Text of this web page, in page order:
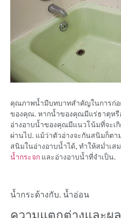
คุณภาพน้ำมีบทบาทสำคัญในการก่
ของคุณ. หากน้ำของคุณมีแร่ธาตุหรื
อ่างอาบน้ำของคุณมีแนวโน้มที่จะเ
ผ่านไป. แม้ว่าตัวอ่างจะกันสนิมก็ตา
สนิมในอ่างอาบน้ำได้, ทำให้สม่ำเส
น้ำกระจก และอ่างอาบน้ำที่จำเป็น.
น้ำกระด้างกับ. น้ำอ่อน